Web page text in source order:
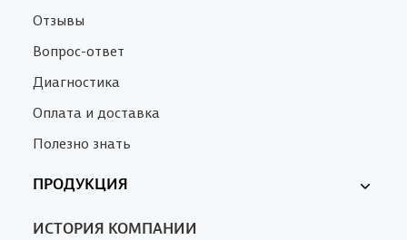
Отзывы
Вопрос-ответ
Диагностика
Оплата и доставка
Полезно знать
ПРОДУКЦИЯ
Ферменкол
ИСТОРИЯ КОМПАНИИ